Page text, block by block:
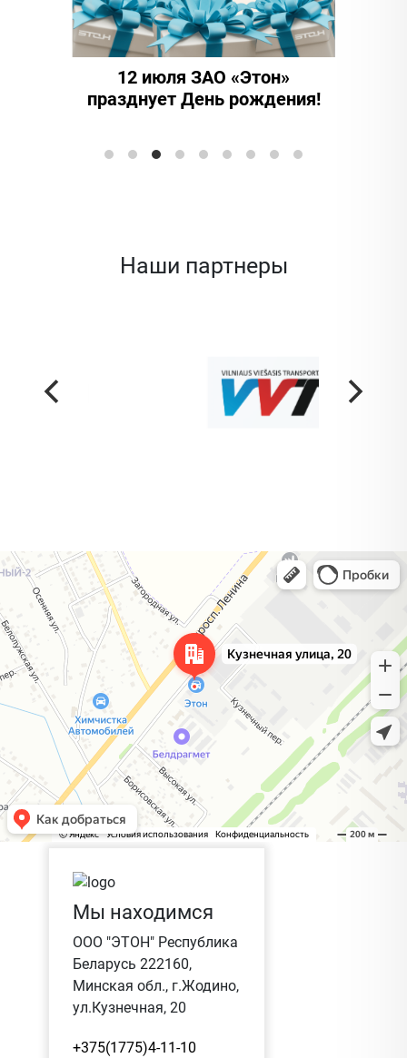
рождения!
15 лет надежности и
инноваций: ООО "Этон-
Наши партнеры
Жодино
Кузнечная улица, 20 — Яндекс Карты
Мы находимся
ООО "ЭТОН" Республика
Беларусь 222160,
Минская обл., г.Жодино,
ул.Кузнечная, 20
+375(1775)4-11-10